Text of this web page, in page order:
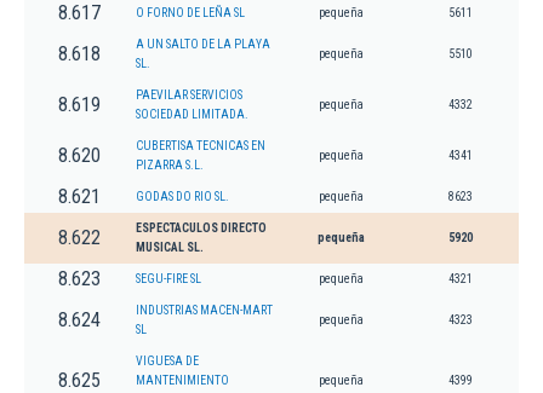
8.617 O FORNO DE LEÑA SL pequeña 5611
8.618
A UN SALTO DE LA PLAYA
SL.
pequeña 5510
8.619
PAEVILAR SERVICIOS
SOCIEDAD LIMITADA.
pequeña 4332
8.620
CUBERTISA TECNICAS EN
PIZARRA S.L.
pequeña 4341
8.621 GODAS DO RIO SL. pequeña 8623
8.622
ESPECTACULOS DIRECTO
MUSICAL SL.
pequeña 5920
8.623 SEGU-FIRE SL pequeña 4321
8.624
INDUSTRIAS MACEN-MART
SL
pequeña 4323
8.625
VIGUESA DE
MANTENIMIENTO
pequeña 4399